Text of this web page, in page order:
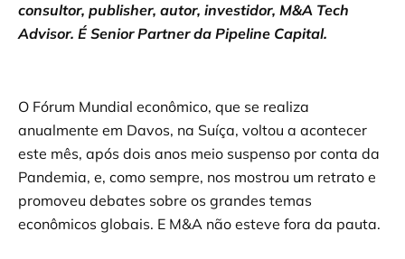
consultor, publisher, autor, investidor, M&A Tech
Advisor. É Senior Partner da Pipeline Capital.
O Fórum Mundial econômico, que se realiza
anualmente em Davos, na Suíça, voltou a acontecer
este mês, após dois anos meio suspenso por conta da
Pandemia, e, como sempre, nos mostrou um retrato e
promoveu debates sobre os grandes temas
econômicos globais. E M&A não esteve fora da pauta.